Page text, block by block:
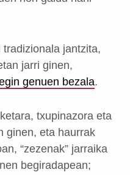
jantzita,
jarri ginen,
genuen bezala.
txupinazora eta
ginen, eta haurrak
“zezenak” jarraika
begiradapean;